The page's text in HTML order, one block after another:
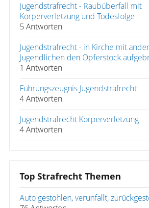
Jugendstrafrecht - Raubüberfall mit
Körperverletzung und Todesfolge
5 Antworten
Jugendstrafrecht - in Kirche mit
Jugendlichen den Opferstock
1 Antworten
Führungszeugnis Jugendstrafrecht
4 Antworten
Jugendstrafrecht Körperverletzung
4 Antworten
Top Strafrecht Themen
Auto gestohlen, verunfallt,